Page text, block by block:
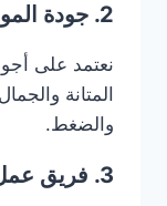
2. جودة المواد المستخدمة
نعتمد على
المتانة
والضغط.
3. فريق عمل محترف